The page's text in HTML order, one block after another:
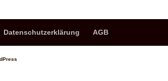
Datenschutzerklärung AGB